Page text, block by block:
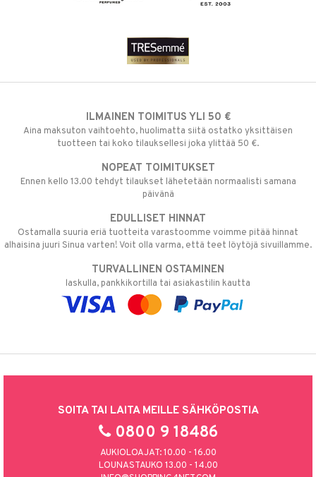
ILMAINEN TOIMITUS YLI 50 €
Aina maksuton vaihtoehto, huolimatta siitä ostatko yksittäisen
tuotteen tai koko tilauksellesi joka ylittää 50 €.
NOPEAT TOIMITUKSET
Ennen kello 13.00 tehdyt tilaukset lähetetään normaalisti samana
päivänä
EDULLISET HINNAT
Ostamalla suuria eriä tuotteita varastoomme voimme pitää hinnat
alhaisina juuri Sinua varten! Voit olla varma, että teet löytöjä sivuillamme.
TURVALLINEN OSTAMINEN
laskulla, pankkikortilla tai asiakastilin kautta
SOITA TAI LAITA MEILLE SÄHKÖPOSTIA
0800 9 18486
AUKIOLOAJAT: 10.00 - 16.00
LOUNASTAUKO 13.00 - 14.00